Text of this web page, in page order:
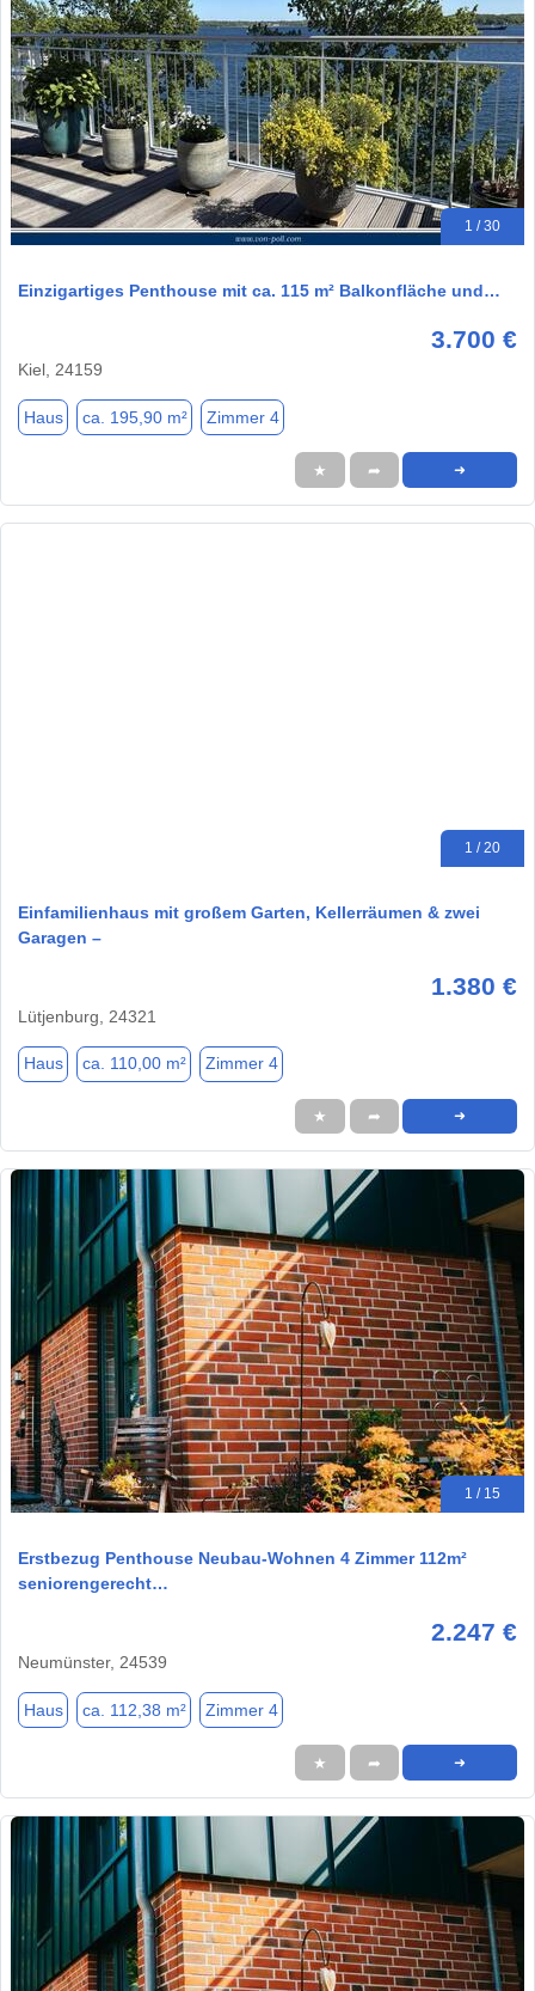
1 / 30
Einzigartiges Penthouse mit ca. 115 m² Balkonfläche und…
3.700 €
Kiel, 24159
Haus ca. 195,90 m² Zimmer 4
★ ➦ ➜
1 / 20
Einfamilienhaus mit großem Garten, Kellerräumen & zwei
Garagen –
1.380 €
Lütjenburg, 24321
Haus ca. 110,00 m² Zimmer 4
★ ➦ ➜
1 / 15
Erstbezug Penthouse Neubau-Wohnen 4 Zimmer 112m²
seniorengerecht…
2.247 €
Neumünster, 24539
Haus ca. 112,38 m² Zimmer 4
★ ➦ ➜